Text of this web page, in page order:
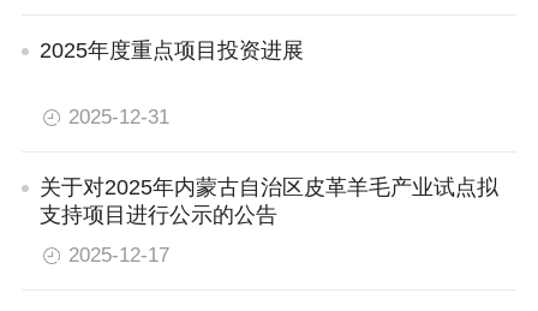
2025年度重点项目投资进展
2025-12-31
关于对2025年内蒙古自治区皮革羊毛产业试点拟
支持项目进行公示的公告
2025-12-17